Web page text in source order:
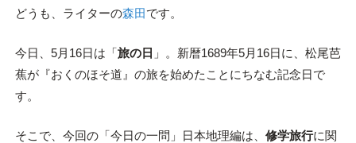
どうも、ライターの森田です。
今日、5月16日は「旅の日 」。新暦1689年5月16日に、松尾芭
蕉が『おくのほそ道』の旅を始めたことにちなむ記念日で
す。
そこで、今回の「今日の一問」日本地理編は、 修学旅行に関